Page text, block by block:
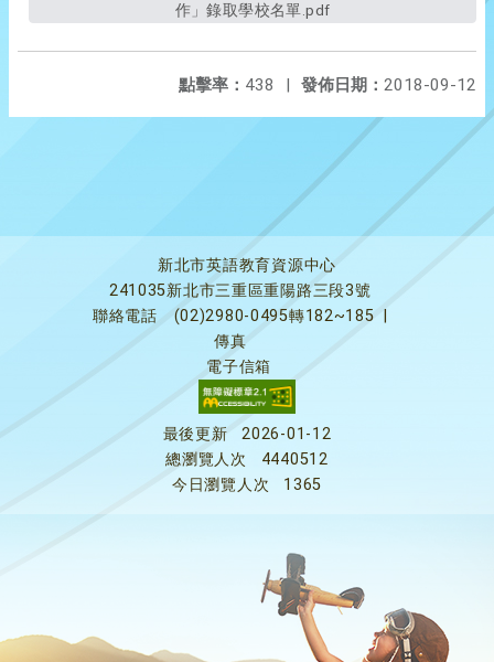
作」錄取學校名單.pdf
發佈日期： 2018-09-12
點擊率： 438 |
新北市英語教育資源中心
241035新北市三重區重陽路三段3號
聯絡電話
(02)2980-0495轉182~185
傳真
電子信箱
最後更新
2026-01-12
總瀏覽人次
4440512
今日瀏覽人次
1365